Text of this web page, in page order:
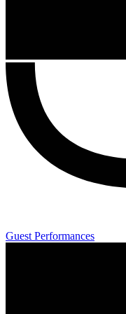
Guest Performances